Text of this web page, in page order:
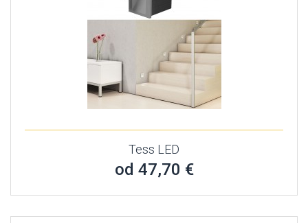
Tess LED
od 47,70 €